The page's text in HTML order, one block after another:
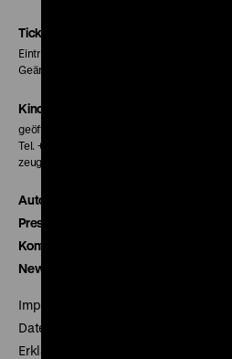
Tickets
Eintritt 5 €
Geänderte Preise sind im Programm
Kinokasse
geöffnet 30 Minuten vor Beginn der ersten
Tel. + 49 30 20304-770
zeughauskino@dhm.de
Autor*innen
Presse
Kontakt
Newsletter
Impressum
Datenschutz
Erklärung digitale Barrierefreiheit